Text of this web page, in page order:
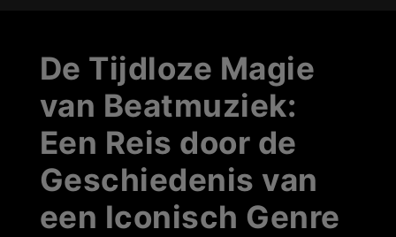
De Tijdloze Magie
van Beatmuziek:
Een Reis door de
Geschiedenis van
een Iconisch Genre